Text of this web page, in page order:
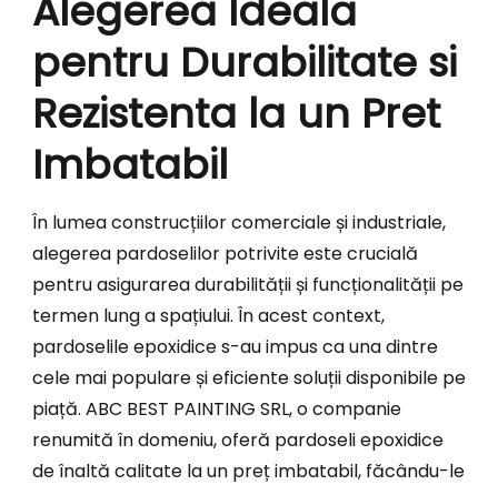
pentru Durabilitate si
Rezistenta la un Pret
Imbatabil
În lumea construcțiilor comerciale și industriale,
alegerea pardoselilor potrivite este crucială
pentru asigurarea durabilității și funcționalității pe
termen lung a spațiului. În acest context,
pardoselile epoxidice s-au impus ca una dintre
cele mai populare și eficiente soluții disponibile pe
piață. ABC BEST PAINTING SRL, o companie
renumită în domeniu, oferă pardoseli epoxidice
de înaltă calitate la un preț imbatabil, făcându-le